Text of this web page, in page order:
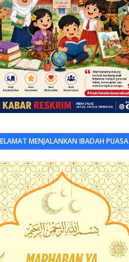
MENJALANKAN IBADAH PUASA